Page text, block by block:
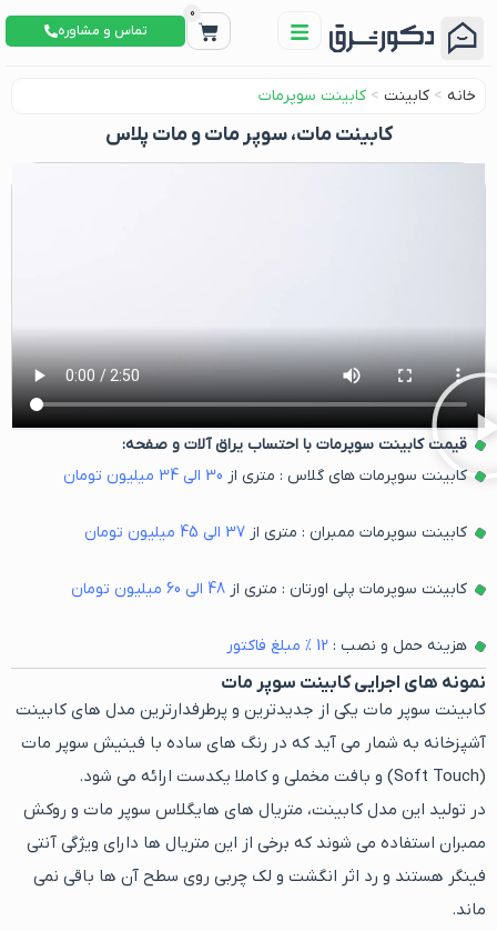
0
تماس و مشاوره
خانه > کابینت > کابینت سوپرمات
کابینت مات، سوپر مات و مات پلاس
قیمت کابینت سوپرمات با احتساب یراق آلات و صفحه:
کابینت سوپرمات های گلاس : متری از 30 الی34 میلیون تومان
کابینت سوپرمات ممبران : متری از37 الی 45 میلیون تومان
کابینت سوپرمات پلی اورتان : متری از48 الی 60 میلیون تومان
هزینه حمل و نصب :12 % مبلغ فاکتور
نمونه های اجرایی کابینت سوپر مات
کابینت سوپر مات یکی از جدیدترین و پرطرفدارترین مدل های کابینت
آشپزخانه به شمار می آید که در رنگ های ساده با فینیش سوپر مات
(Soft Touch) و بافت مخملی و کاملا یکدست ارائه می شود.
در تولید این مدل کابینت، متریال های هایگلاس سوپر مات و روکش
ممبران استفاده می شوند که برخی از این متریال ها دارای ویژگی آنتی
فینگر هستند و رد اثر انگشت و لک چربی روی سطح آن ها باقی نمی
ماند.